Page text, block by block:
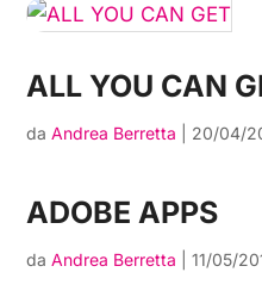
ALL YOU CAN
daAndrea Berretta 20/04/
ADOBE APPS
daAndrea Berretta |11/05/